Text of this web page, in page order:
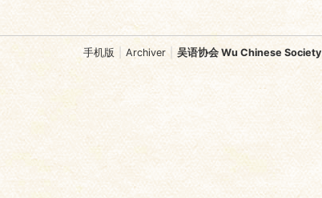
手机版 Archiver 吴语协会 Wu Chinese Society